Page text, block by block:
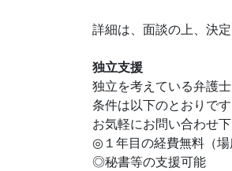
詳細は、面談の上、決定
独立支援
独立を考えている弁護士
条件は以下のとおりです
お気軽にお問い合わせ下
◎１年目の経費無料（場
◎秘書等の支援可能